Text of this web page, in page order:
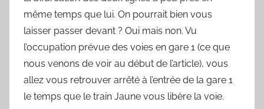
même temps que lui. On pourrait bien vous
laisser passer devant ? Oui mais non. Vu
l’occupation prévue des voies en gare 1 (ce que
nous venons de voir au début de l’article), vous
allez vous retrouver arrêté à l’entrée de la gare 1
le temps que le train Jaune vous libère la voie.